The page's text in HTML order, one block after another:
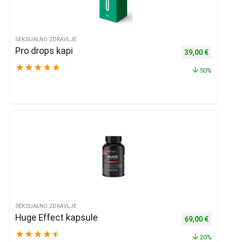
SEKSUALNO ZDRAVLJE
Pro drops kapi
★ ★ ★ ★ ★
Izvorna
39,00 €
50%
SEKSUALNO ZDRAVLJE
Huge Effect kapsule
★ ★ ★ ★ ★
Izvorna
69,00 €
20%